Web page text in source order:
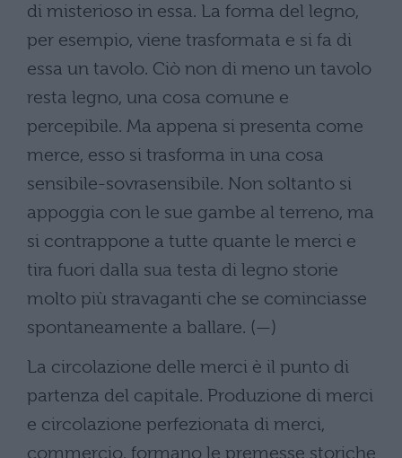
di misterioso in essa. La forma del legno,
per esempio, viene trasformata e si fa di
essa un tavolo. Ciò non di meno un tavolo
resta legno, una cosa comune e
percepibile. Ma appena si presenta come
merce, esso si trasforma in una cosa
sensibile-sovrasensibile. Non soltanto si
appoggia con le sue gambe al terreno, ma
si contrappone a tutte quante le merci e
tira fuori dalla sua testa di legno storie
molto più stravaganti che se cominciasse
spontaneamente a ballare. (—)
La circolazione delle merci è il punto di
partenza del capitale. Produzione di merci
e circolazione perfezionata di merci,
commercio, formano le premesse storiche